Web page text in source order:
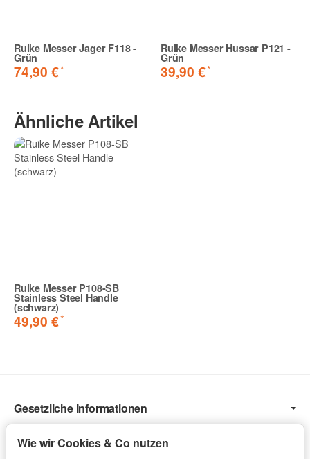
Ruike Messer Jager F118 -
Grün
74,90 €*
Ruike Messer Hussar P121 -
Grün
39,90 €*
Ähnliche Artikel
Ruike Messer P108-SB
Stainless Steel Handle
(schwarz)
49,90 €*
Gesetzliche Informationen
Service
Wie wir Cookies & Co nutzen